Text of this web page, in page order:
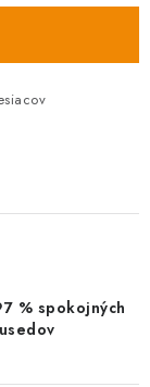
% spokojných